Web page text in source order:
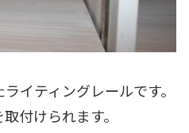
イティングレールです。
付けられます。